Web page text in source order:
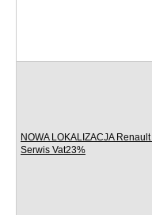
NOWA LOKALIZACJA
Serwis Vat23%